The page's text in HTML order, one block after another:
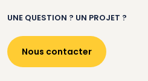
UNE QUESTION ? UN PROJET ?
Nous contacter